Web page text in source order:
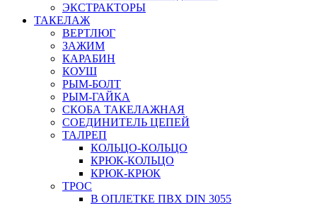
ЭКСТРАКТОРЫ
ТАКЕЛАЖ
ВЕРТЛЮГ
ЗАЖИМ
КАРАБИН
КОУШ
РЫМ-БОЛТ
РЫМ-ГАЙКА
СКОБА ТАКЕЛАЖНАЯ
СОЕДИНИТЕЛЬ ЦЕПЕЙ
ТАЛРЕП
КОЛЬЦО-КОЛЬЦО
КРЮК-КОЛЬЦО
КРЮК-КРЮК
ТРОС
В ОПЛЕТКЕ ПВХ DIN 3055